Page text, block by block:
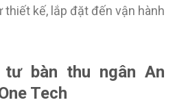
thiết kế, lắp đặt đến vận hành
bàn thu ngân An
Tech